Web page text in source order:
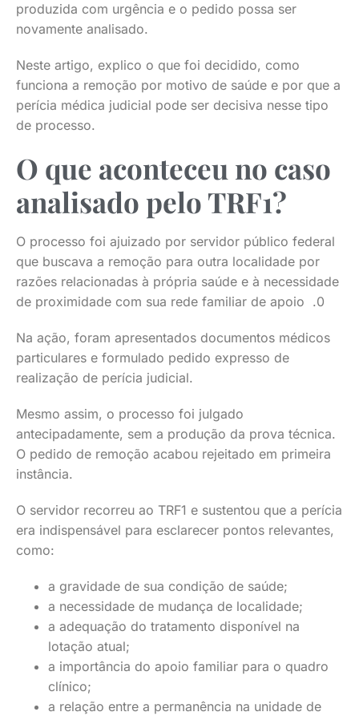
produzida com urgência e o pedido possa ser
novamente analisado.
Neste artigo, explico o que foi decidido, como
funciona a remoção por motivo de saúde e por que a
perícia médica judicial pode ser decisiva nesse tipo
de processo.
O que aconteceu no caso
analisado pelo TRF1?
O processo foi ajuizado por servidor público federal
que buscava a remoção para outra localidade por
razões relacionadas à própria saúde e à necessidade
de proximidade com sua rede familiar de apoio .0
Na ação, foram apresentados documentos médicos
particulares e formulado pedido expresso de
realização de perícia judicial.
Mesmo assim, o processo foi julgado
antecipadamente, sem a produção da prova técnica.
O pedido de remoção acabou rejeitado em primeira
instância.
O servidor recorreu ao TRF1 e sustentou que a perícia
era indispensável para esclarecer pontos relevantes,
como:
a gravidade de sua condição de saúde;
a necessidade de mudança de localidade;
a adequação do tratamento disponível na
lotação atual;
a importância do apoio familiar para o quadro
clínico;
a relação entre a permanência na unidade de